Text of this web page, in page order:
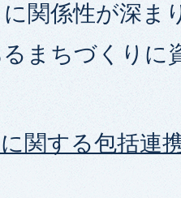
関係性が深ま
まちづくりに
関する包括連